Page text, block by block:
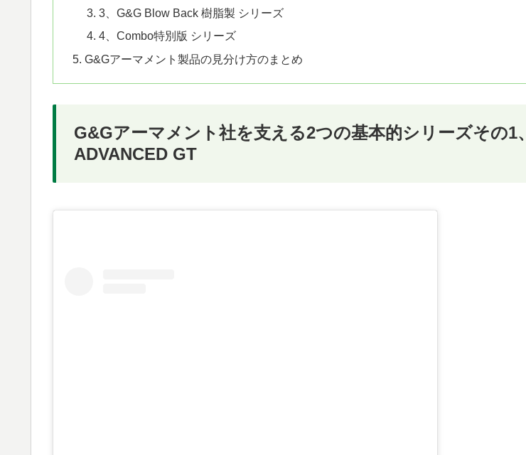
3、G&G Blow Back 樹脂製 シリーズ
4、Combo特別版 シリーズ
G&Gアーマメント製品の見分け方のまとめ
G&Gアーマメント社を支える2つの基本的シリーズその1、
ADVANCED GT